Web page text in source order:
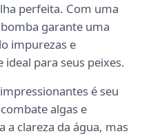
perfeita. Com uma
garante uma
impurezas e
para seus peixes.
é seu
algas e
a clareza da água, mas